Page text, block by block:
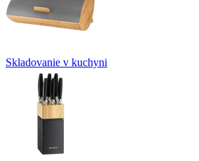
Skladovanie v kuchyni